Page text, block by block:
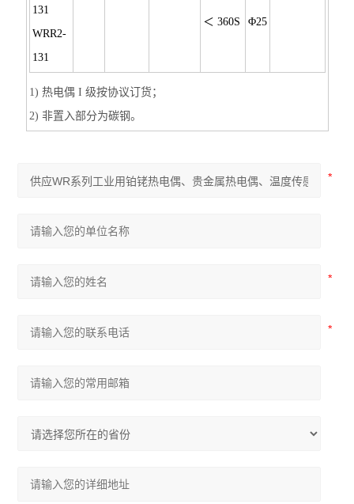
131
WRR2-
131
＜ 360S Φ25
1) 热电偶 I 级按协议订货；
2) 非置入部分为碳钢。